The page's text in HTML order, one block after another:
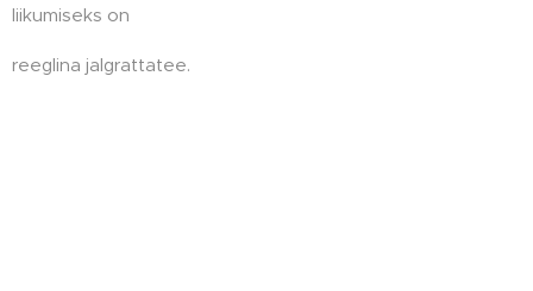
liikumiseks on
reeglina jalgrattatee.